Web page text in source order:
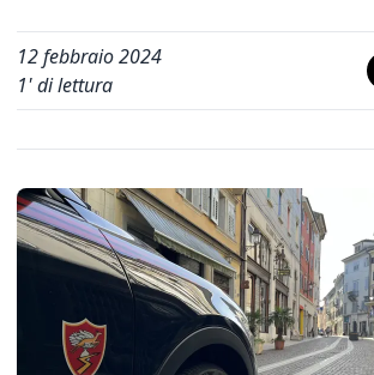
12 febbraio 2024
1' di lettura